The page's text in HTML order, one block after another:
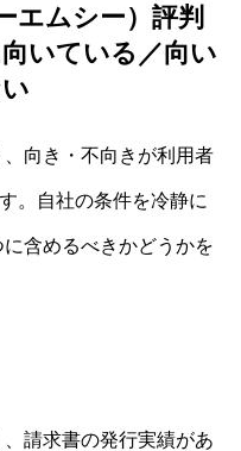
エムシー）評判
いている／向い
向き・不向きが利用者
。自社の条件を冷静に
含めるべきかどうかを
請求書の発行実績があ